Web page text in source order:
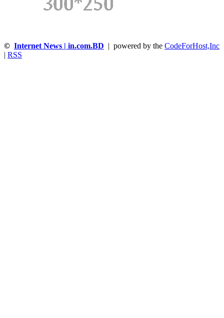
© Internet News | in.com.BD | powered by the CodeForHost,Inc
| RSS